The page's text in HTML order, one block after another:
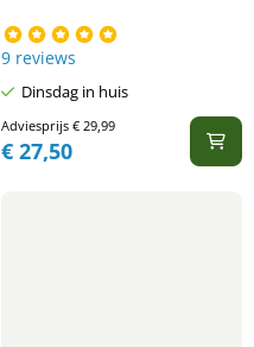
9 reviews
Dinsdag in huis
Adviesprijs €29,99
€27,50